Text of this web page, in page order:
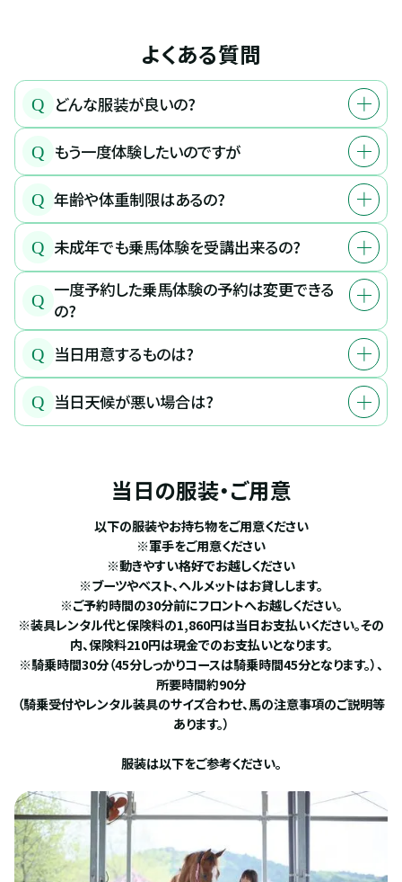
よくある質問
Q どんな服装が良いの?
Q もう一度体験したいのですが
Q 年齢や体重制限はあるの?
Q 未成年でも乗馬体験を受講出来るの?
Q 一度予約した乗馬体験の予約は変更できる
の?
Q 当日用意するものは?
Q 当日天候が悪い場合は?
当日の服装・ご用意
以下の服装やお持ち物をご用意ください
※軍手をご用意ください
※動きやすい格好でお越しください
※ブーツやベスト、ヘルメットはお貸しします。
※ご予約時間の30分前にフロントへお越しください。
※装具レンタル代と保険料の1,860円は当日お支払いください。その
内、保険料210円は現金でのお支払いとなります。
※騎乗時間30分（45分しっかりコースは騎乗時間45分となります。）、
所要時間約90分
（騎乗受付やレンタル装具のサイズ合わせ、馬の注意事項のご説明等
あります。）
服装は以下をご参考ください。